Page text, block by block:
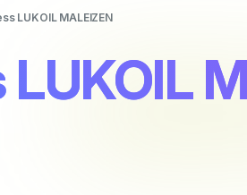
LUKOIL MALEIZEN